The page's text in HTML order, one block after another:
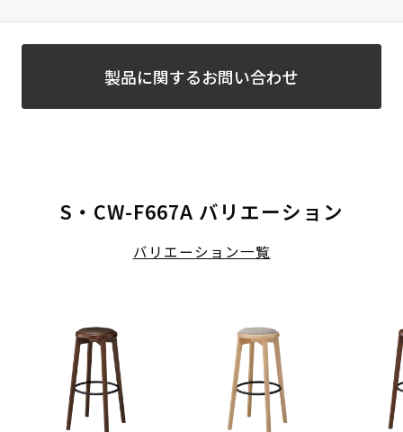
製品に関するお問い合わせ
S・CW-F667A バリエーション
バリエーション一覧